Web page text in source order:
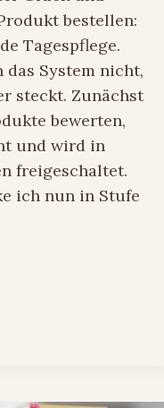
bestellen:
Tagespflege.
das System nicht,
steckt. Zunächst
bewerten,
und wird in
freigeschaltet.
ich nun in Stufe